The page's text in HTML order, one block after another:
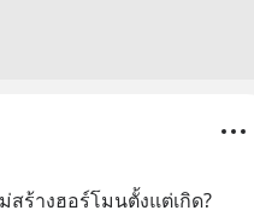
สร้างฮอร์โมนตั้งแต่เกิด?